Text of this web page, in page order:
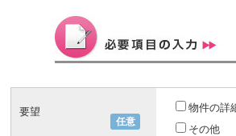
任意
要望 物件の詳
その他